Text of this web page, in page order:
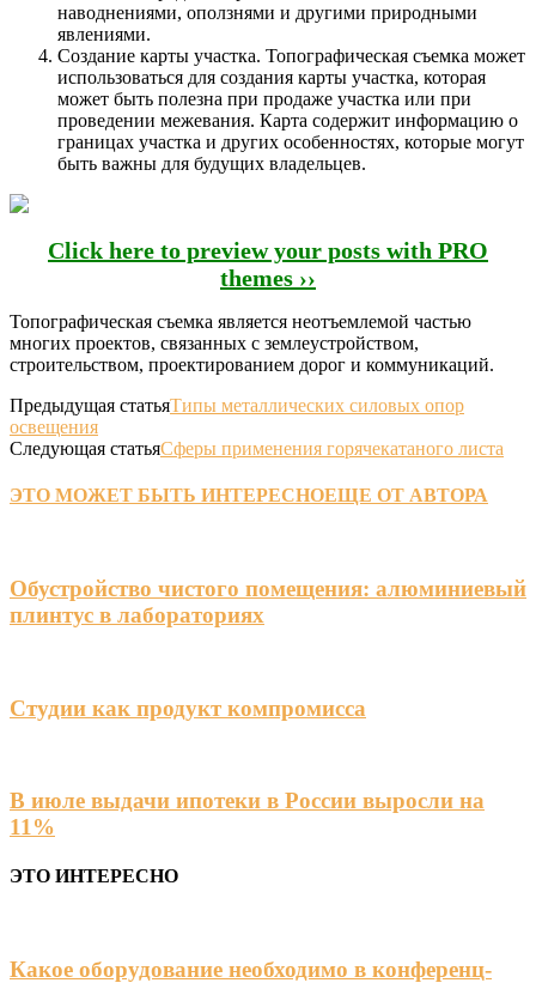
наводнениями, оползнями и другими природными
явлениями.
Создание карты участка. Топографическая съемка может
использоваться для создания карты участка, которая
может быть полезна при продаже участка или при
проведении межевания. Карта содержит информацию о
границах участка и других особенностях, которые могут
быть важны для будущих владельцев.
Click here to preview your posts with PRO
themes ››
Топографическая съемка является неотъемлемой частью
многих проектов, связанных с землеустройством,
строительством, проектированием дорог и коммуникаций.
Предыдущая статьяТипы металлических силовых опор
освещения
Следующая статьяСферы применения горячекатаного листа
ЭТО МОЖЕТ БЫТЬ ИНТЕРЕСНОЕЩЕ ОТ АВТОРА
Обустройство чистого помещения: алюминиевый
плинтус в лабораториях
Студии как продукт компромисса
В июле выдачи ипотеки в России выросли на
11%
ЭТО ИНТЕРЕСНО
Какое оборудование необходимо в конференц-